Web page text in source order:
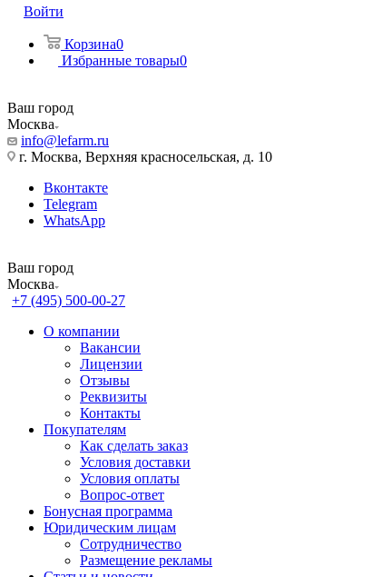
Войти
Корзина0
Избранные товары0
Ваш город
Москва
info@lefarm.ru
г. Москва, Верхняя красносельская, д. 10
Вконтакте
Telegram
WhatsApp
Ваш город
Москва
+7 (495) 500-00-27
О компании
Вакансии
Лицензии
Отзывы
Реквизиты
Контакты
Покупателям
Как сделать заказ
Условия доставки
Условия оплаты
Вопрос-ответ
Бонусная программа
Юридическим лицам
Сотрудничество
Размещение рекламы